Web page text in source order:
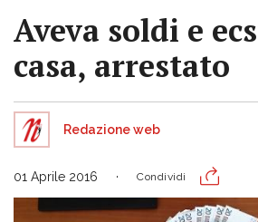
Aveva soldi e
casa, arrestato
Redazione web
01 Aprile 2016 Condividi